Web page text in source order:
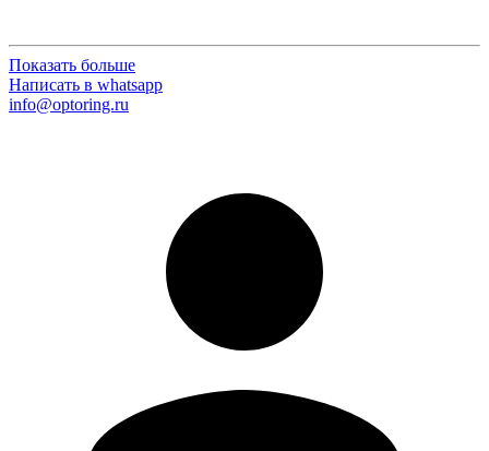
Показать больше
Написать в whatsapp
info@optoring.ru